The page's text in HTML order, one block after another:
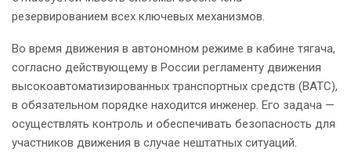
резервированием всех ключевых механизмов.
Во время движения в автономном режиме в кабине тягача,
согласно действующему в России регламенту движения
высокоавтоматизированных транспортных средств (ВАТС),
в обязательном порядке находится инженер. Его задача —
осуществлять контроль и обеспечивать безопасность для
участников движения в случае нештатных ситуаций.